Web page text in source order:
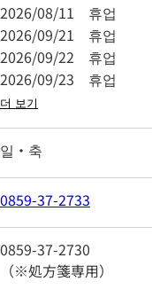
2026/08/11 휴업
2026/09/21 휴업
2026/09/22 휴업
2026/09/23 휴업
더 보기
일・축
0859-37-2733
0859-37-2730
（※処方箋専用）